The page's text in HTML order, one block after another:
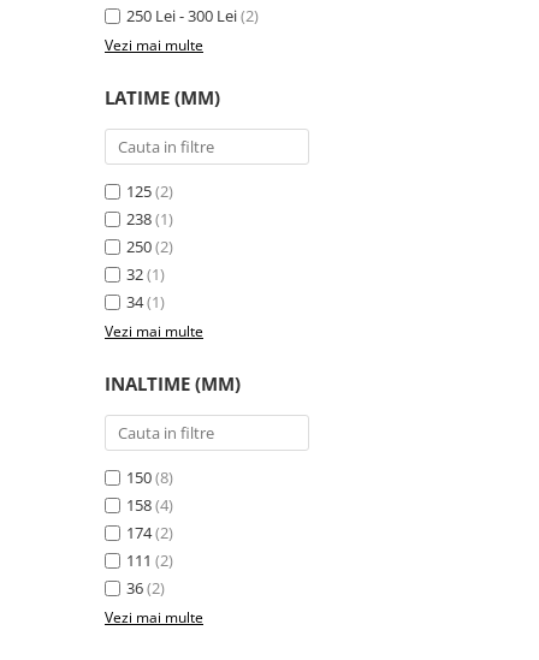
250 Lei - 300 Lei(2)
Vezi mai multe
LATIME (MM)
125(2)
238(1)
250(2)
32(1)
34(1)
Vezi mai multe
INALTIME (MM)
150(8)
158(4)
174(2)
111 (2)
36(2)
Vezi mai multe